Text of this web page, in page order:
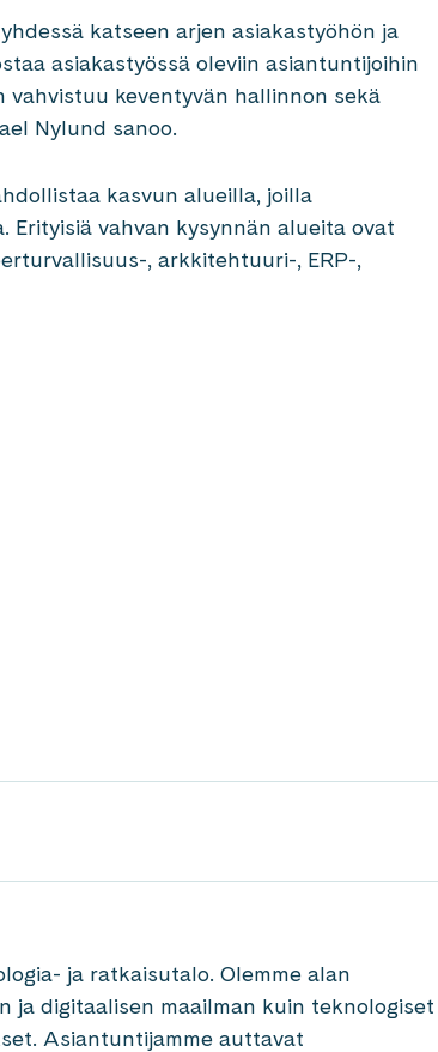
katseen arjen asiakastyöhön ja
asiakastyössä oleviin asiantuntijoihin
vahvistuu keventyvän hallinnon sekä
Nylund sanoo.
kasvun alueilla, joilla
Erityisiä vahvan kysynnän alueita ovat
, arkkitehtuuri-, ERP-,
ja ratkaisutalo. Olemme alan
ja digitaalisen maailman kuin teknologiset
Asiantuntijamme auttavat